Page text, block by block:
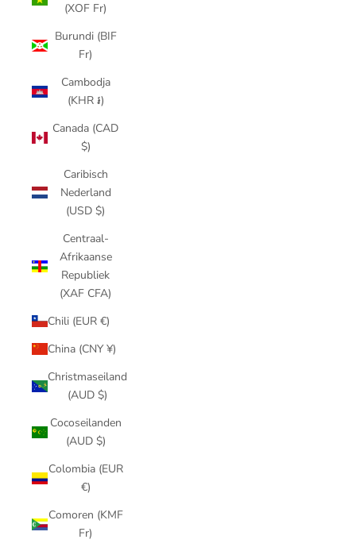
(XOF Fr)
Burundi (BIF
Fr)
Cambodja
(KHR ៛)
Canada (CAD
$)
Caribisch
Nederland
(USD $)
Centraal-
Afrikaanse
Republiek
(XAF CFA)
Chili (EUR €)
China (CNY ¥)
Christmaseiland
(AUD $)
Cocoseilanden
(AUD $)
Colombia (EUR
€)
Comoren (KMF
Fr)